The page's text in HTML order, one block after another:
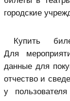
городские
Купить
Для
данные для
отчество и
у